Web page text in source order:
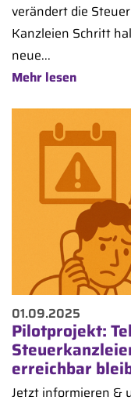
verändert die
Kanzleien Schritt
neue...
Mehr lesen
01.09.2025
Pilotprojekt:
erreichbar
Jetzt informieren &